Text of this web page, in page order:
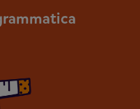
van Squla.